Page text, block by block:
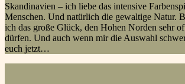
Skandinavien – ich liebe das intensive
Menschen. Und natürlich die gewaltige Natur.
ich das große Glück, den Hohen Norden sehr
dürfen. Und auch wenn mir die Auswahl
euch jetzt…